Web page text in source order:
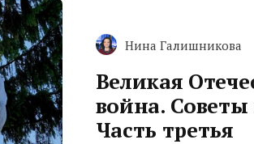
Нина Галишникова
Великая
война. Советы
Часть третья